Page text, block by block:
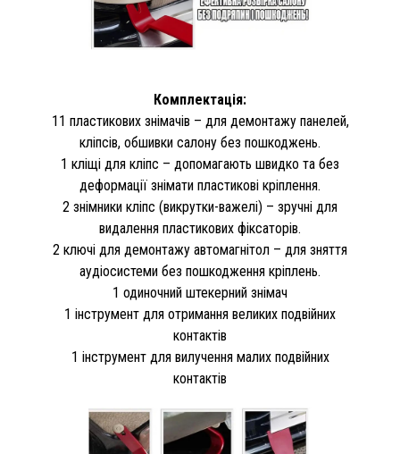
Комплектація:
11 пластикових знімачів – для демонтажу панелей,
кліпсів, обшивки салону без пошкоджень.
1 кліщі для кліпс – допомагають швидко та без
деформації знімати пластикові кріплення.
2 знімники кліпс (викрутки-важелі) – зручні для
видалення пластикових фіксаторів.
2 ключі для демонтажу автомагнітол – для зняття
аудіосистеми без пошкодження кріплень.
1 одиночний штекерний знімач
1 інструмент для отримання великих подвійних
контактів
1 інструмент для вилучення малих подвійних
контактів